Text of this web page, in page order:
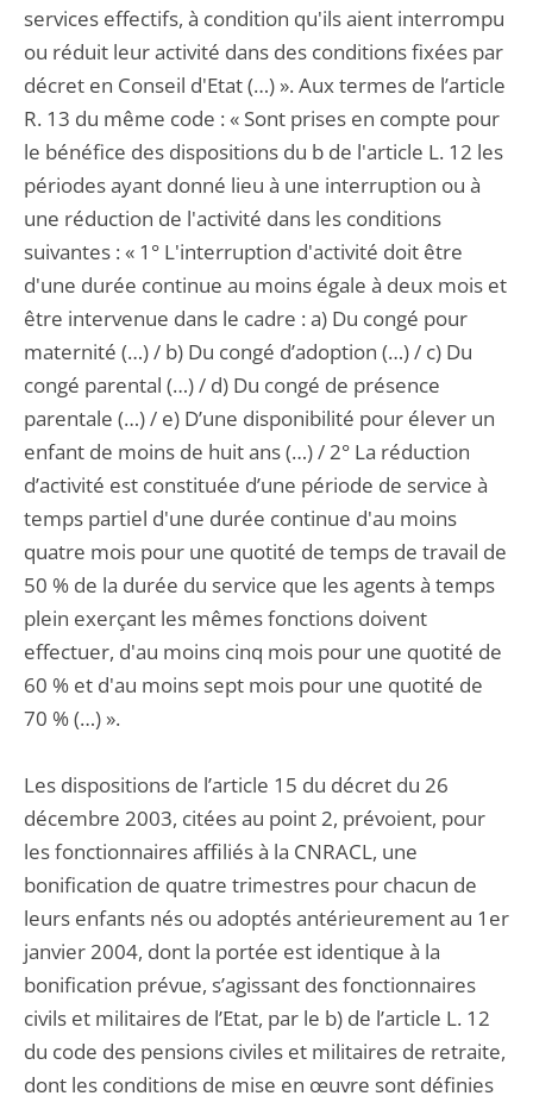
services effectifs, à condition qu'ils aient interrompu
ou réduit leur activité dans des conditions fixées par
décret en Conseil d'Etat (…) ». Aux termes de l’article
R. 13 du même code : « Sont prises en compte pour
le bénéfice des dispositions du b de l'article L. 12 les
périodes ayant donné lieu à une interruption ou à
une réduction de l'activité dans les conditions
suivantes : « 1° L'interruption d'activité doit être
d'une durée continue au moins égale à deux mois et
être intervenue dans le cadre : a) Du congé pour
maternité (…) / b) Du congé d’adoption (…) / c) Du
congé parental (…) / d) Du congé de présence
parentale (…) / e) D’une disponibilité pour élever un
enfant de moins de huit ans (…) / 2° La réduction
d’activité est constituée d’une période de service à
temps partiel d'une durée continue d'au moins
quatre mois pour une quotité de temps de travail de
50 % de la durée du service que les agents à temps
plein exerçant les mêmes fonctions doivent
effectuer, d'au moins cinq mois pour une quotité de
60 % et d'au moins sept mois pour une quotité de
70 % (…) ».
Les dispositions de l’article 15 du décret du 26
décembre 2003, citées au point 2, prévoient, pour
les fonctionnaires affiliés à la CNRACL, une
bonification de quatre trimestres pour chacun de
leurs enfants nés ou adoptés antérieurement au 1er
janvier 2004, dont la portée est identique à la
bonification prévue, s’agissant des fonctionnaires
civils et militaires de l’Etat, par le b) de l’article L. 12
du code des pensions civiles et militaires de retraite,
dont les conditions de mise en œuvre sont définies